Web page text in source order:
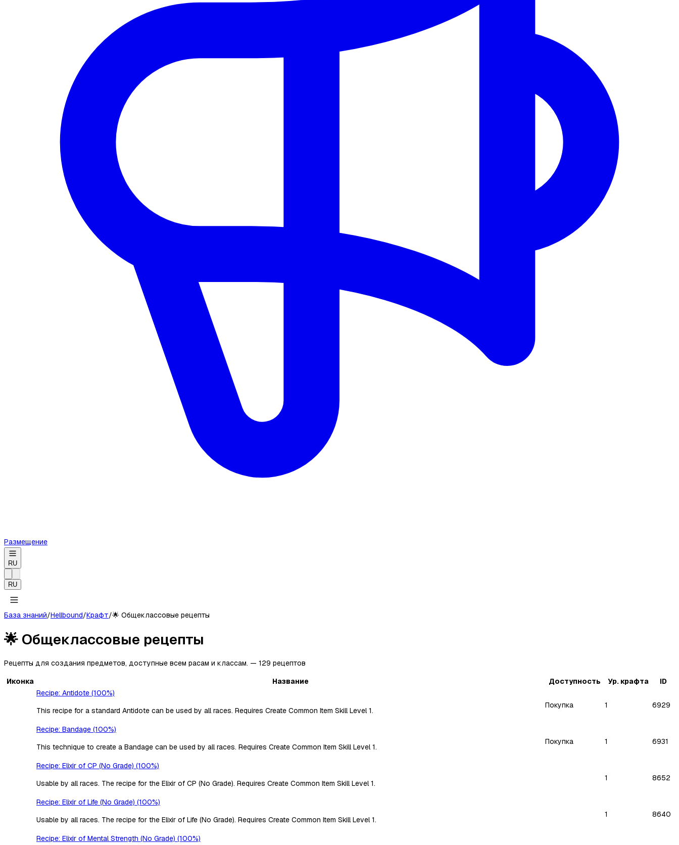
Размещение
RU
RU
База знаний/Hellbound/Крафт/🌟 Общеклассовые рецепты
🌟 Общеклассовые рецепты
Рецепты для создания предметов, доступные всем расам и классам. — 129 рецептов
Иконка
Название Доступность Ур. крафта
ID
Recipe: Antidote (100%)
This recipe for a standard Antidote can be used by all races. Requires Create Common Item Skill Level 1.
Покупка 1 6929
Recipe: Bandage (100%)
This technique to create a Bandage can be used by all races. Requires Create Common Item Skill Level 1.
Покупка 1 6931
Recipe: Elixir of CP (No Grade) (100%)
Usable by all races. The recipe for the Elixir of CP (No Grade). Requires Create Common Item Skill Level 1.
1 8652
Recipe: Elixir of Life (No Grade) (100%)
Usable by all races. The recipe for the Elixir of Life (No Grade). Requires Create Common Item Skill Level 1.
1 8640
Recipe: Elixir of Mental Strength (No Grade) (100%)